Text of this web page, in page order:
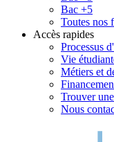
Bac +5
Toutes nos
Accès rapides
Processus
Vie
Métiers et
Trouver
Nous